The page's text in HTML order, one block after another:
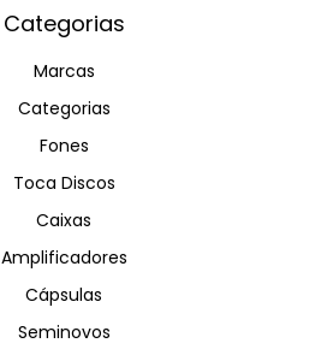
Categorias
Marcas
Categorias
Fones
Toca Discos
Caixas
Amplificadores
Cápsulas
Seminovos